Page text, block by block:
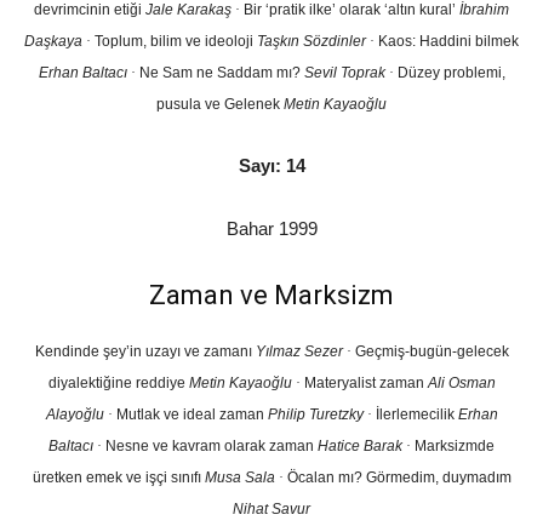
devrimcinin etiği Jale Karakaş · Bir ‘pratik ilke’ olarak ‘altın kural’ İbrahim
Daşkaya · Toplum, bilim ve ideoloji Taşkın Sözdinler · Kaos: Haddini bilmek
Erhan Baltacı · Ne Sam ne Saddam mı? Sevil Toprak · Düzey problemi,
pusula ve Gelenek Metin Kayaoğlu
Sayı: 14
Bahar 1999
Zaman ve Marksizm
Kendinde şey’in uzayı ve zamanı Yılmaz Sezer · Geçmiş-bugün-gelecek
diyalektiğine reddiye Metin Kayaoğlu · Materyalist zamanAli Osman
Alayoğlu · Mutlak ve ideal zaman Philip Turetzky · İlerlemecilik Erhan
Baltacı · Nesne ve kavram olarak zaman Hatice Barak · Marksizmde
üretken emek ve işçi sınıfı Musa Sala · Öcalan mı? Görmedim, duymadım
Nihat Savur